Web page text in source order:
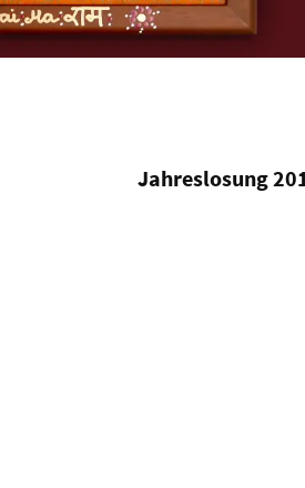
Jahreslosung